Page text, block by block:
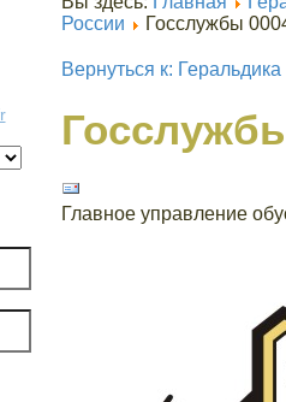
России
Госслужбы
Вернуться к:
Главное управление